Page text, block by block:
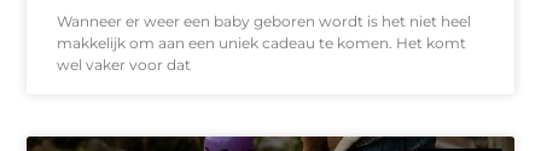
Wanneer er weer een baby geboren wordt is het niet heel
makkelijk om aan een uniek cadeau te komen. Het komt
wel vaker voor dat